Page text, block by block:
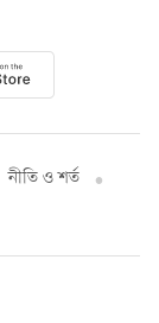
নীতি ও শর্ত